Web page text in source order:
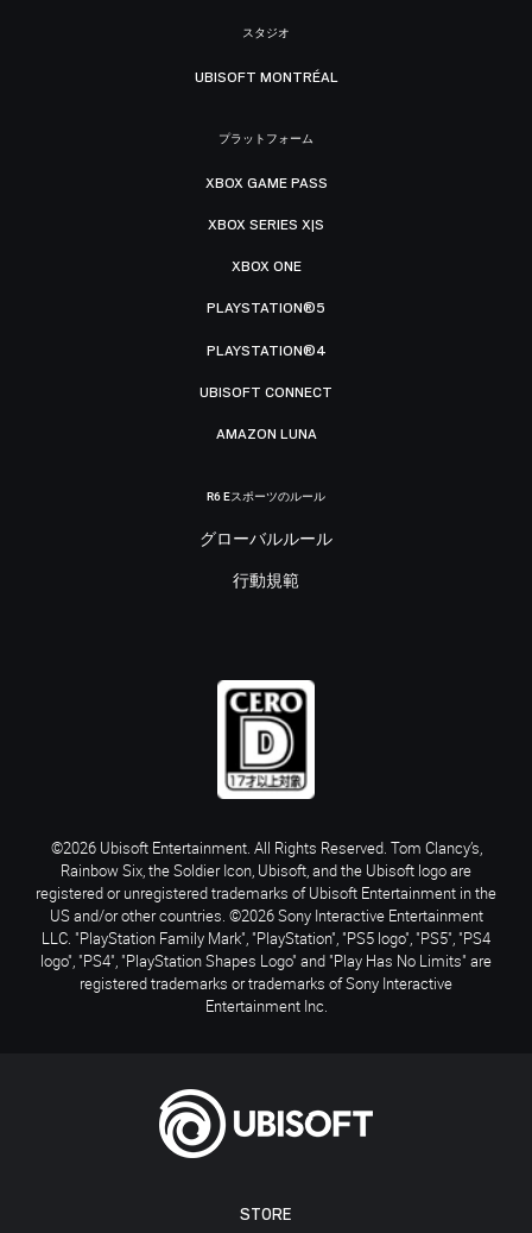
STORE
スタジオ
UBISOFT MONTRÉAL
プラットフォーム
XBOX GAME PASS
XBOX SERIES X|S
XBOX ONE
PLAYSTATION®5
PLAYSTATION®4
UBISOFT CONNECT
AMAZON LUNA
R6 Eスポーツのルール
グローバルルール
行動規範
©2026 Ubisoft Entertainment. All Rights Reserved. Tom Clancy’s,
Rainbow Six, the Soldier Icon, Ubisoft, and the Ubisoft logo are
registered or unregistered trademarks of Ubisoft Entertainment in the
US and/or other countries. ©2026 Sony Interactive Entertainment
LLC. "PlayStation Family Mark", "PlayStation", "PS5 logo", "PS5", "PS4
logo", "PS4", "PlayStation Shapes Logo" and "Play Has No Limits" are
registered trademarks or trademarks of Sony Interactive
Entertainment Inc.